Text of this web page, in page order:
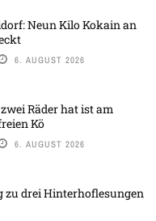
Neun Kilo Kokain an
6. AUGUST 2026
Räder hat ist am
Kö
6. AUGUST 2026
zu drei Hinterhoflesungen